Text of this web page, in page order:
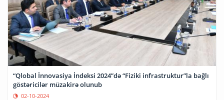
“Qlobal İnnovasiya İndeksi 2024”də “Fiziki infrastruktur”la bağlı
göstəricilər müzakirə olunub
02-10-2024